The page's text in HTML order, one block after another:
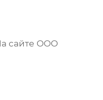
сайте ООО